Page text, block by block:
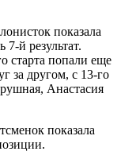
показала
7-й результат.
старта попали еще
за другом, с 13-го
Анастасия
показала